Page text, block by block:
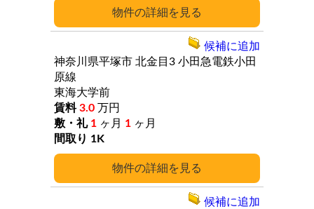
詳細
詳細
神奈川県平塚市 北金目3 小田急電鉄小田
原線
東海大学前
3.0 万円
1 ヶ月 1 ヶ月
1K
候補に追加
候補に追加